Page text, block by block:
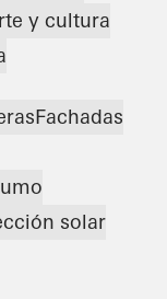
y cultura
Fachadas
solar